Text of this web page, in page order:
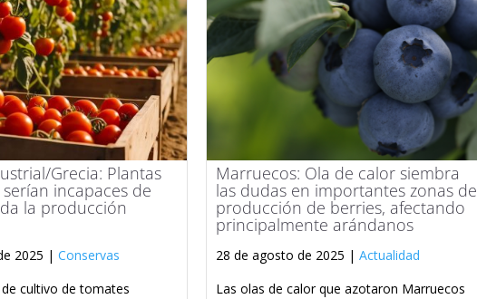
Grecia: Plantas
incapaces de
la producción
2025 | Conservas
cultivo de tomates
Marruecos: Ola de calor siembra
las dudas en importantes zonas de
producción de berries, afectando
principalmente arándanos
28 de agosto de 2025 | Actualidad
Las olas de calor que azotaron Marruecos